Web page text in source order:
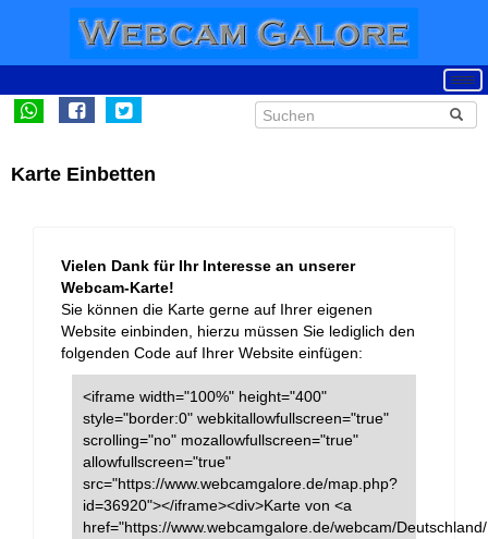
Karte Einbetten
Vielen Dank für Ihr Interesse an unserer
Webcam-Karte!
Sie können die Karte gerne auf Ihrer eigenen
Website einbinden, hierzu müssen Sie lediglich den
folgenden Code auf Ihrer Website einfügen:
<iframe width="100%" height="400"
style="border:0" webkitallowfullscreen="true"
scrolling="no" mozallowfullscreen="true"
allowfullscreen="true"
src="https://www.webcamgalore.de/map.php?
id=36920"></iframe><div>Karte von <a
href="https://www.webcamgalore.de/webcam/